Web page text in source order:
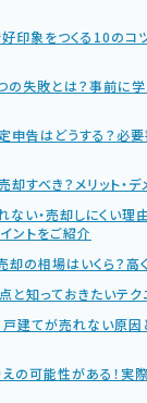
印象をつくる10のコ
の失敗とは？事前に
申告はどうする？必
すべき？メリット・
ない・売却しにくい理
ントをご紹介
却の相場はいくら？高
知っておきたいテク
建てが売れない原
の可能性がある！実